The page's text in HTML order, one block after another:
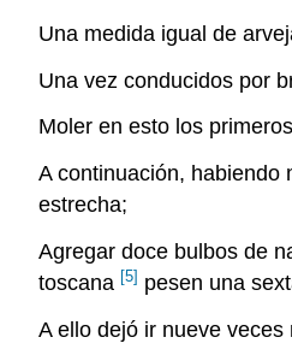
Una medida igual de
Una vez conducidos por
Moler en esto los
A continuación, habiendo
estrecha;
Agregar doce bulbos de
toscana [5] pesen una
A ello dejó ir nueve veces